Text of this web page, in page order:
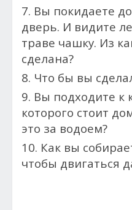
7. Вы покидаете
дверь. И видите
траве чашку. Из
сделана?
8. Что бы вы
9. Вы подходите к
которого стоит
это за водоем?
10. Как вы
чтобы двигаться